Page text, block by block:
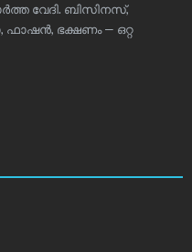
വേദി. ബിസിനസ്,
ഫാഷൻ, ഭക്ഷണം — ഒറ്റ